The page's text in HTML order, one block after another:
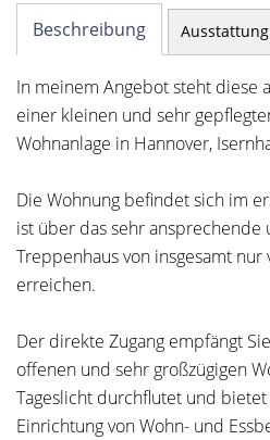
Beschreibung Ausstattung
In meinem Angebot steht diese
einer kleinen und sehr
Wohnanlage in Hannover,
Die Wohnung befindet sich im
ist über das sehr ansprechende
Treppenhaus von insgesamt
erreichen.
Der direkte Zugang empfängt
offenen und sehr großzügigen
Tageslicht durchflutet und
Einrichtung von Wohn- und